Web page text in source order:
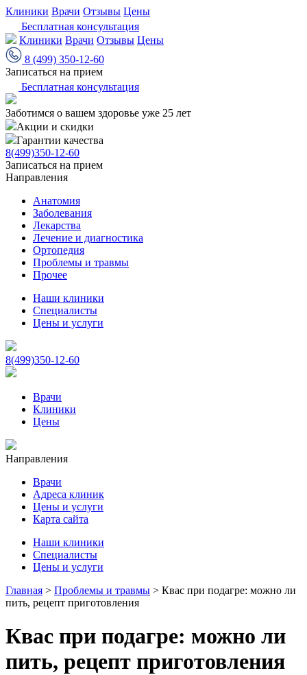
Клиники Врачи Отзывы Цены
Бесплатная консультация
Клиники Врачи Отзывы Цены
8 (499) 350-12-60
Записаться на прием
Бесплатная консультация
Заботимся о вашем здоровье уже 25 лет
Акции и скидки
Гарантии качества
8(499)350-12-60
Записаться на прием
Направления
Анатомия
Заболевания
Лекарства
Лечение и диагностика
Ортопедия
Проблемы и травмы
Прочее
Наши клиники
Специалисты
Цены и услуги
8(499)350-12-60
Врачи
Клиники
Цены
Направления
Врачи
Адреса клиник
Цены и услуги
Карта сайта
Наши клиники
Специалисты
Цены и услуги
Главная > Проблемы и травмы > Квас при подагре: можно ли
пить, рецепт приготовления
Квас при подагре: можно ли
пить, рецепт приготовления